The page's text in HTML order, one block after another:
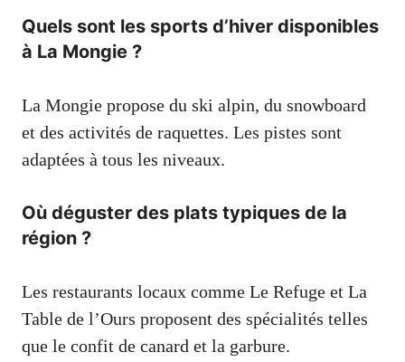
Quels sont les sports d’hiver disponibles
à La Mongie ?
La Mongie propose du ski alpin, du snowboard
et des activités de raquettes. Les pistes sont
adaptées à tous les niveaux.
Où déguster des plats typiques de la
région ?
Les restaurants locaux comme Le Refuge et La
Table de l’Ours proposent des spécialités telles
que le confit de canard et la garbure.